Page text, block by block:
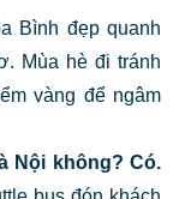
Bình đẹp quanh
Mùa hè đi tránh
vàng để ngâm
Nội không? Có.